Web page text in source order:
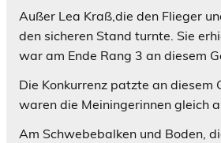
Außer Lea Kraß,die den Flieger
den sicheren Stand turnte. Sie
war am Ende Rang 3 an diesem
Die Konkurrenz patzte an diesem
waren die Meiningerinnen gleich
Am Schwebebalken und Boden,